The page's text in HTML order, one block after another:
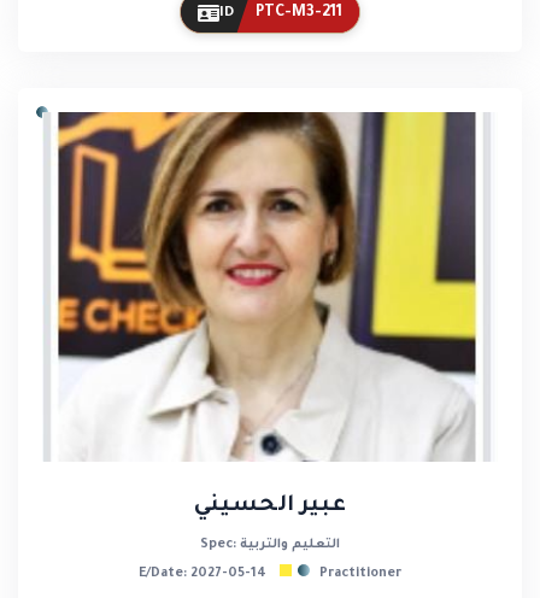
ID PTC-M3-211
عبير الحسيني
Spec: التعليم والتربية
E/Date: 2027-05-14
Practitioner